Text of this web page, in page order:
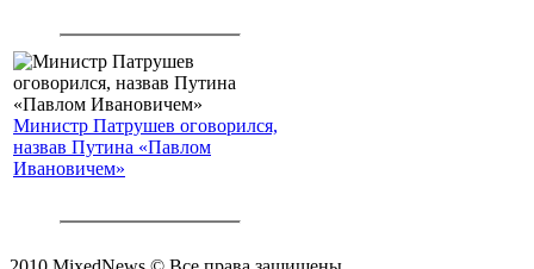
Министр Патрушев оговорился,
назвав Путина «Павлом
Ивановичем»